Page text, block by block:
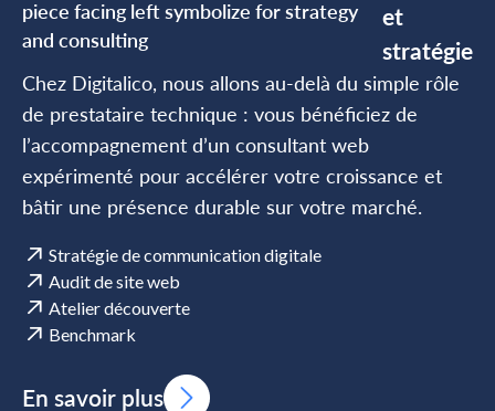
et
stratégie
Chez Digitalico, nous allons au-delà du simple rôle
de prestataire technique : vous bénéficiez de
l’accompagnement d’un consultant web
expérimenté pour accélérer votre croissance et
bâtir une présence durable sur votre marché.
Stratégie de communication digitale
Audit de site web
Atelier découverte
Benchmark
En savoir plus